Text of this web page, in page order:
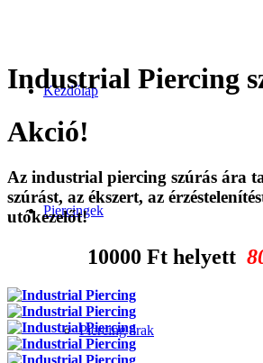
Kezdőlap
Piercingek
Piercing árak
Industrial Piercing
Akció!
Az industrial piercing szúrás ára
szúrást, az ékszert, az
utókezelőt!
10000 Ft helyett